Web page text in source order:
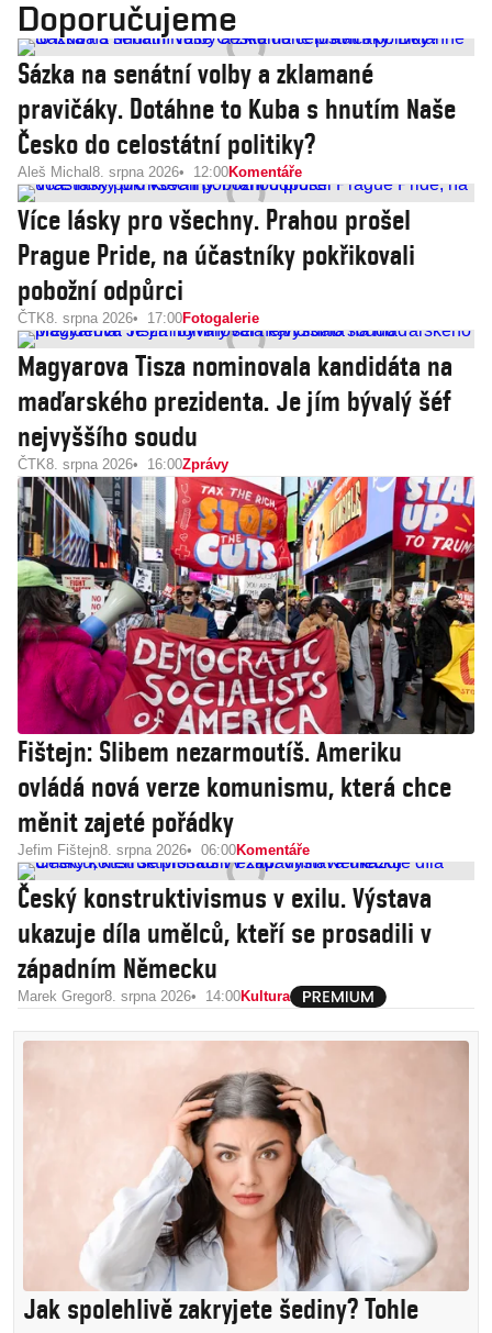
Doporučujeme
Sázka na senátní volby a zklamané
pravičáky. Dotáhne to Kuba s hnutím Naše
Česko do celostátní politiky?
Aleš Michal 8. srpna 2026 12:00Komentáře
Více lásky pro všechny. Prahou prošel
Prague Pride, na účastníky pokřikovali
pobožní odpůrci
ČTK8. srpna 2026 17:00Fotogalerie
Magyarova Tisza nominovala kandidáta na
maďarského prezidenta. Je jím bývalý šéf
nejvyššího soudu
ČTK8. srpna 2026 16:00Zprávy
Fištejn: Slibem nezarmoutíš. Ameriku
ovládá nová verze komunismu, která chce
měnit zajeté pořádky
Jefim Fištejn8. srpna 2026 06:00Komentáře
Český konstruktivismus v exilu. Výstava
ukazuje díla umělců, kteří se prosadili v
západním Německu
Marek Gregor8. srpna 2026 14:00Kultura
Jak spolehlivě zakryjete šediny? Tohle